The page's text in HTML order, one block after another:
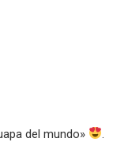
del mundo»
.